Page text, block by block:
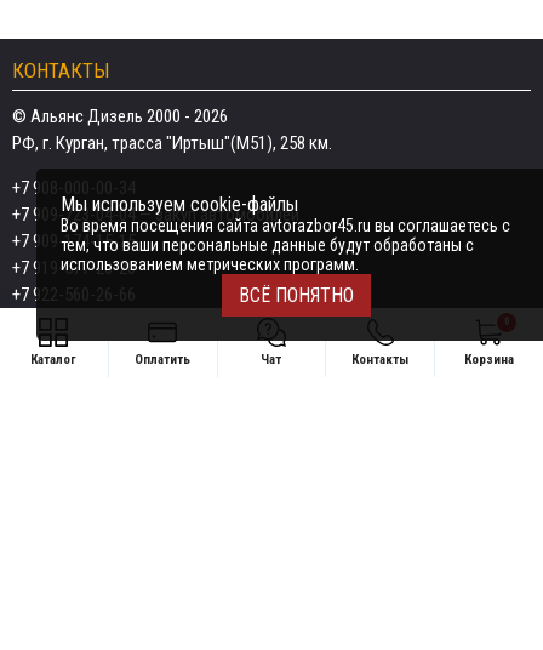
КОНТАКТЫ
© Альянс Дизель 2000 - 2026
РФ, г. Курган, трасса "Иртыш"(М51), 258 км.
+7 908-000-00-34
+7 909-723-04-04— закуп автомобилей
+7 909-174-15-15
+7 919-577-20-20
+7 922-560-26-66
Email:razborka45@mail.ru
ИП Дёмин Даниил Владимирович
Каталог Оплатить Чат Контакты Корзина
Мы используем cookie-файлы
Во время посещения сайта avtorazbor45.ru вы соглашаетесь с
тем, что ваши персональные данные будут обработаны с
использованием метрических программ.
ВСЁ ПОНЯТНО